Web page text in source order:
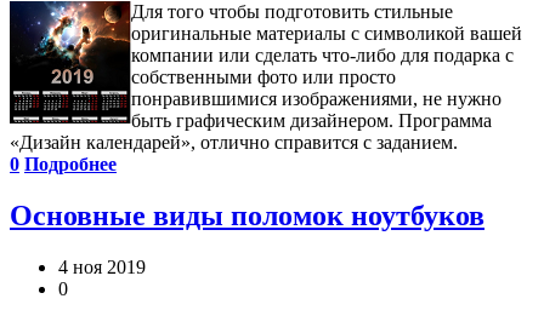
Для того чтобы подготовить стильные
оригинальные материалы с символикой вашей
компании или сделать что-либо для подарка с
собственными фото или просто
понравившимися изображениями, не нужно
быть графическим дизайнером. Программа
«Дизайн календарей», отлично справится с заданием.
0 Подробнее
Основные виды поломок ноутбуков
4 ноя 2019
0